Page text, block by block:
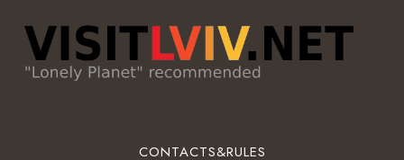
CONTACTS&RULES